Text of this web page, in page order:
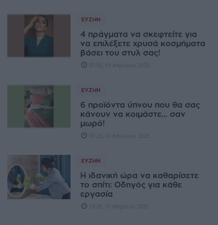
ΕΥΖΗΝ
4 πράγματα να σκεφτείτε για
να επιλέξετε χρυσά κοσμήματα
βάσει του στυλ σας!
07:50, 01 Απριλίου 2025
ΕΥΖΗΝ
6 προϊόντα ύπνου που θα σας
κάνουν να κοιμάστε… σαν
μωρό!
07:20, 01 Απριλίου 2025
ΕΥΖΗΝ
Η ιδανική ώρα να καθαρίσετε
το σπίτι: Οδηγός για κάθε
εργασία
18:25, 31 Μαρτίου 2025